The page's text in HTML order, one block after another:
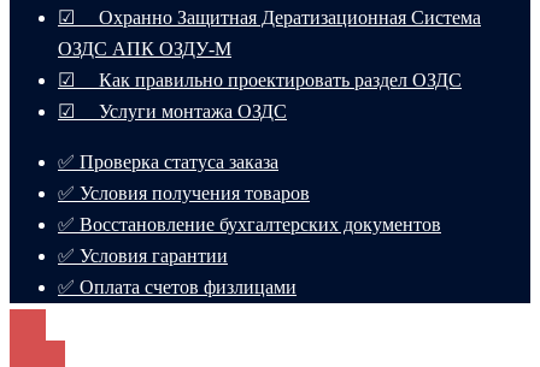
☑ Охранно Защитная Дератизационная Система
ОЗДС АПК ОЗДУ-М
☑ Как правильно проектировать раздел ОЗДС
☑ Услуги монтажа ОЗДС
✅ Проверка статуса заказа
✅ Условия получения товаров
✅ Восстановление бухгалтерских документов
✅ Условия гарантии
✅ Оплата счетов физлицами